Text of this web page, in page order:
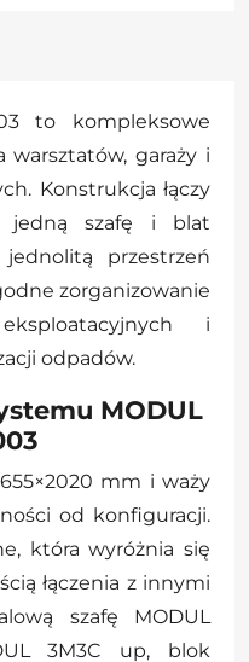
to kompleksowe
warsztatów, garaży i
Konstrukcja łączy
jedną szafę i blat
przestrzeń
zorganizowanie
i
odpadów.
MODUL
mm i waży
od konfiguracji.
która wyróżnia się
łączenia z innymi
szafę MODUL
3M3C up, blok